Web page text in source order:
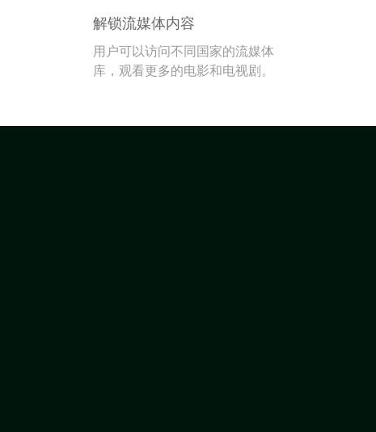
解锁流媒体内容
用户可以访问不同国家的流媒体
库，观看更多的电影和电视剧。